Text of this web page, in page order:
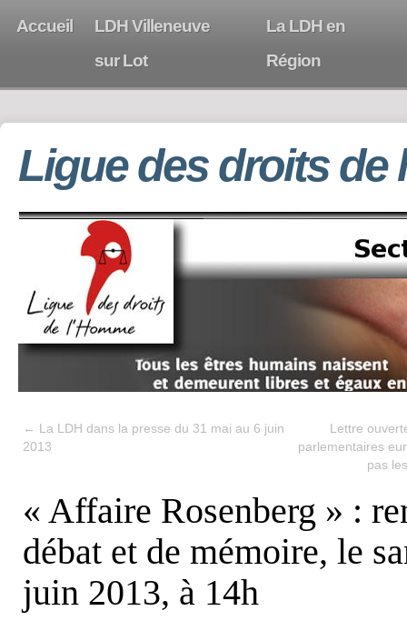
Accueil
LDH Villeneuve
sur Lot
La LDH en
Région
Ligue des droits de
← La LDH dans la presse du 31 mai au 6 juin
2013
Lettre
parlementaires
pas
« Affaire Rosenberg » :
débat et de mémoire, le
juin 2013, à 14h